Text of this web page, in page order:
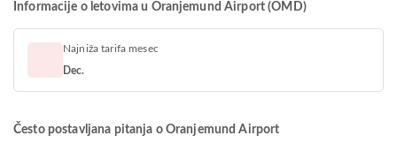
Informacije o letovima u Oranjemund Airport (OMD)
Najniža tarifa mesec
Dec.
Često postavljana pitanja o Oranjemund Airport